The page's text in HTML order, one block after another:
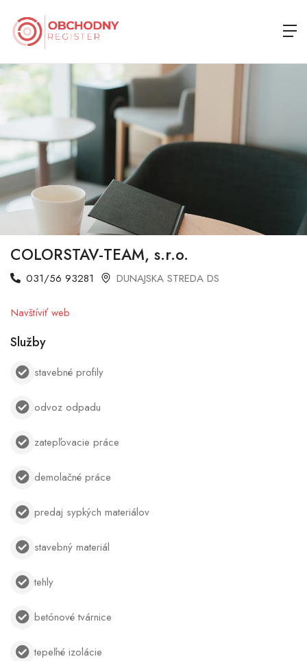
COLORSTAV-TEAM, s.r.o.
031/56 93281 DUNAJSKA STREDA DS
Navštíviť web
Služby
stavebné profily
odvoz odpadu
zatepľovacie práce
demolačné práce
predaj sypkých materiálov
stavebný materiál
tehly
betónové tvárnice
tepeľné izolácie